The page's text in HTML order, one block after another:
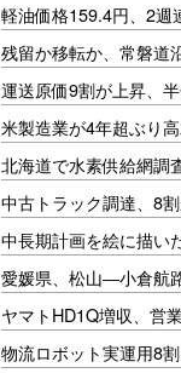
軽油価格159.4円、2週
残留か移転か、常磐道
運送原価9割が上昇、
米製造業が4年超ぶり
北海道で水素供給網調
中古トラック調達、8
中長期計画を絵に描い
愛媛県、松山―小倉航
ヤマトHD1Q増収、営
物流ロボット実運用8